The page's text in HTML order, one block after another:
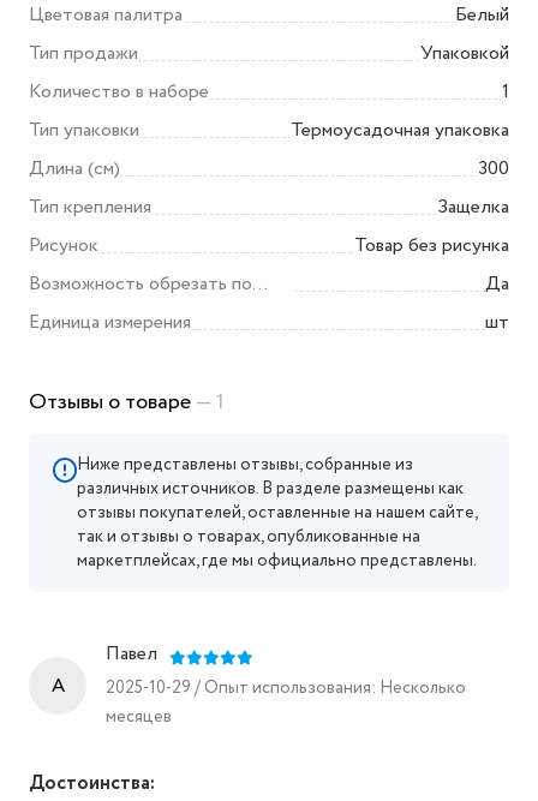
Цветовая палитра
Белый
Тип продажи
Упаковкой
Количество в наборе
1
Тип упаковки
Термоусадочная упаковка
Длина (см)
300
Тип крепления
Защелка
Рисунок
Товар без рисунка
Возможность обрезать по
размеру
Да
Единица измерения
шт
Отзывы о товаре— 1
Ниже представлены отзывы, собранные из
различных источников. В разделе размещены как
отзывы покупателей, оставленные на нашем сайте,
так и отзывы о товарах, опубликованные на
маркетплейсах, где мы официально представлены.
A
Павел
2025-10-29 / Опыт использования: Несколько
месяцев
Достоинства: